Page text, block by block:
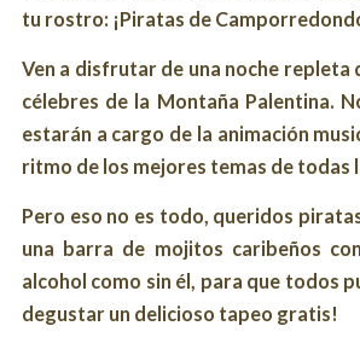
tu rostro: ¡Piratas de
Ven a disfrutar de una noche repleta
célebres de la Montaña Palentina.
estarán a cargo de la animación
ritmo de los mejores temas de todas
Pero eso no es todo, queridos
una barra de mojitos caribeños
alcohol como sin él, para que todos
degustar un delicioso tapeo gratis!